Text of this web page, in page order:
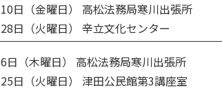
10日（金曜日） 高松法務局寒川出張所
28日（火曜日） 辛立文化センター
6日（木曜日） 高松法務局寒川出張所
25日（火曜日） 津田公民館第3講座室